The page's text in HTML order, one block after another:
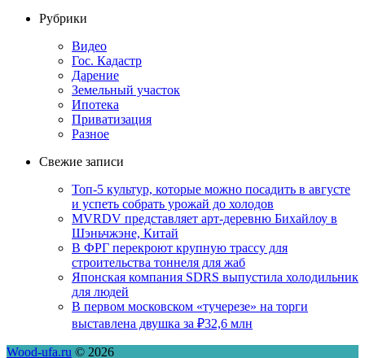
Рубрики
Видео
Гос. Кадастр
Дарение
Земельный участок
Ипотека
Приватизация
Разное
Свежие записи
Топ-5 культур, которые можно посадить в августе
и успеть собрать урожай до холодов
MVRDV представляет арт-деревню Бихайлоу в
Шэньчжэне, Китай
В ФРГ перекроют крупную трассу для
строительства тоннеля для жаб
Японская компания SDRS выпустила холодильник
для людей
В первом московском «тучерезе» на торги
выставлена двушка за ₽32,6 млн
Wood-ufa.ru © 2026